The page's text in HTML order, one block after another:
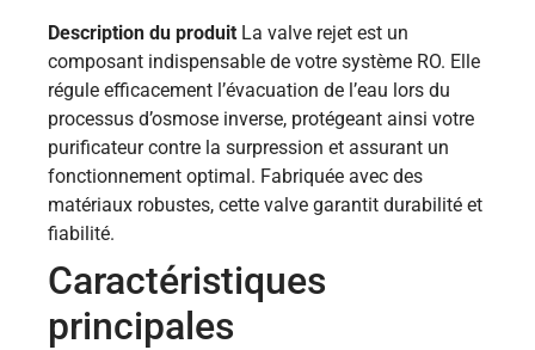
Description du produit La valve rejet est un
composant indispensable de votre système RO. Elle
régule efficacement l’évacuation de l’eau lors du
processus d’osmose inverse, protégeant ainsi votre
purificateur contre la surpression et assurant un
fonctionnement optimal. Fabriquée avec des
matériaux robustes, cette valve garantit durabilité et
fiabilité.
Caractéristiques
principales